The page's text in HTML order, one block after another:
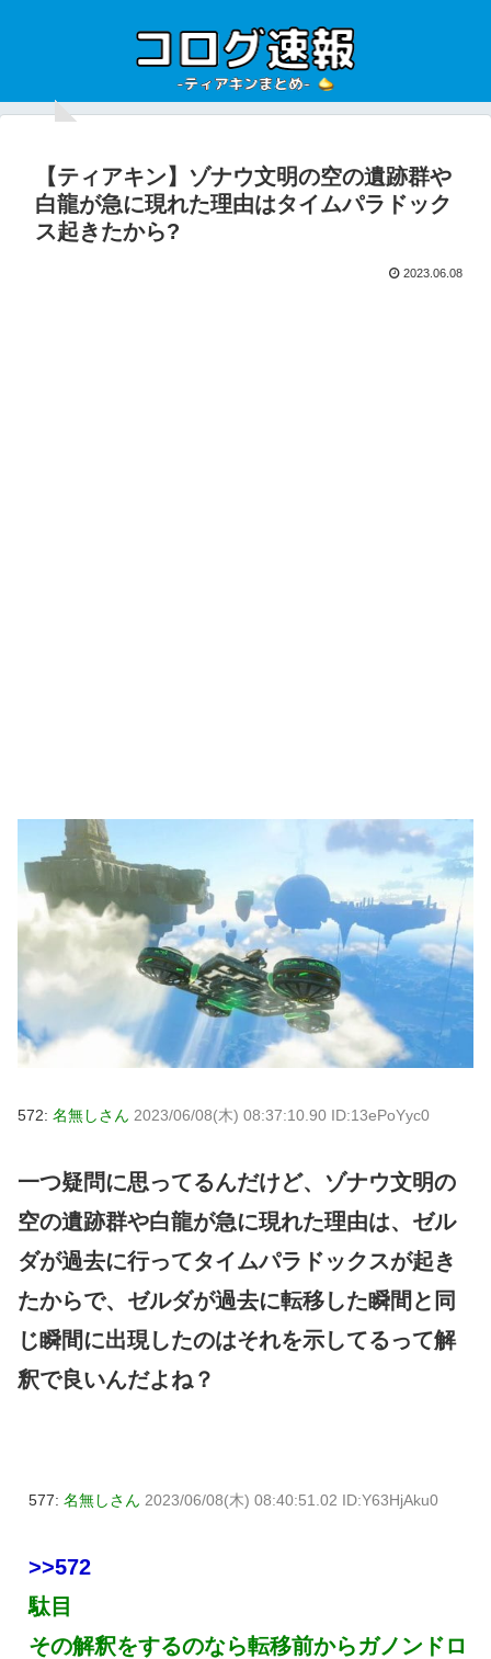
【ティアキン】ゾナウ文明の空の遺跡群や
白龍が急に現れた理由はタイムパラドック
ス起きたから?
2023.06.08
572: 名無しさん 2023/06/08(木) 08:37:10.90 ID:13ePoYyc0
一つ疑問に思ってるんだけど、ゾナウ文明の
空の遺跡群や白龍が急に現れた理由は、ゼル
ダが過去に行ってタイムパラドックスが起き
たからで、ゼルダが過去に転移した瞬間と同
じ瞬間に出現したのはそれを示してるって解
釈で良いんだよね？
577: 名無しさん 2023/06/08(木) 08:40:51.02 ID:Y63HjAku0
>>572
駄目
その解釈をするのなら転移前からガノンドロ